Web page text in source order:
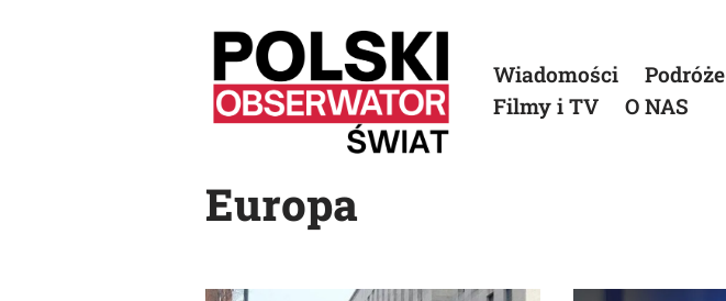
Przejdź
do
treści
Wiadomości Podróże
Filmy i TV
O NAS
Europa